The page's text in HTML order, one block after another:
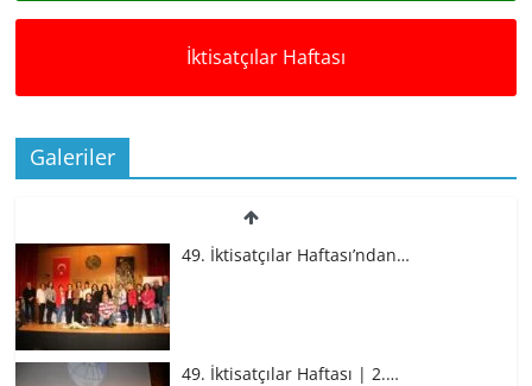
İktisatçılar Haftası
Galeriler
49. İktisatçılar Haftası’ndan…
49. İktisatçılar Haftası | 2.…